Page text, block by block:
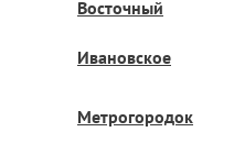
Восточный
Ивановское
Метрогородок